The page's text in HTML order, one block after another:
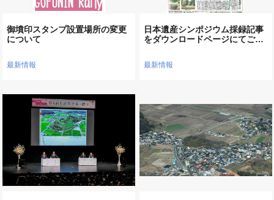
御墳印スタンプ設置場所の変更
について
最新情報
日本遺産シンポジウム採録記事
をダウンロードページにてご…
最新情報